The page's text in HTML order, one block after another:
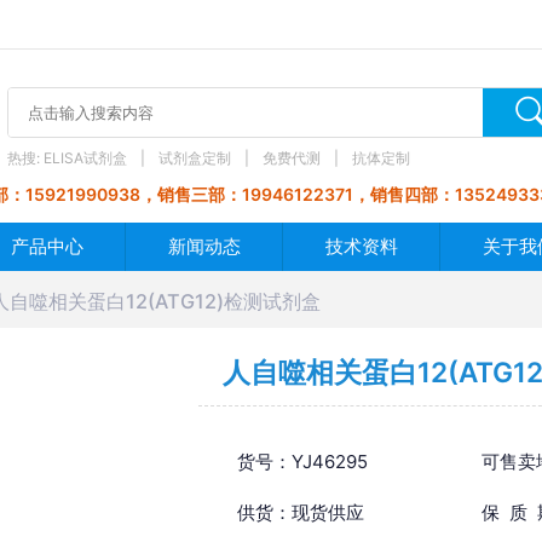
热搜: ELISA试剂盒 试剂盒定制 免费代测 抗体定制
：15921990938，销售三部：19946122371，销售四部：
产品中心 新闻动态 技术资料 关于我
自噬相关蛋白12(ATG12)检测试剂盒
人自噬相关蛋白
货号：YJ46295 可售卖
供货：现货供应 保 质